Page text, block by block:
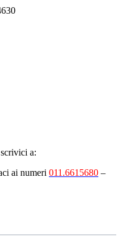
a:
ai numeri 011.6615680 –